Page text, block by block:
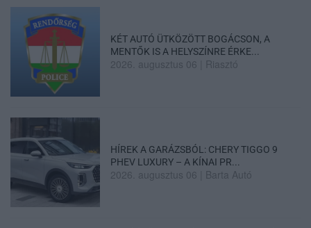
KÉT AUTÓ ÜTKÖZÖTT BOGÁCSON, A
MENTŐK IS A HELYSZÍNRE ÉRKE...
2026. augusztus 06 Riasztó
HÍREK A GARÁZSBÓL: CHERY TIGGO 9
PHEV LUXURY – A KÍNAI PR...
2026. augusztus 06 Barta Autó